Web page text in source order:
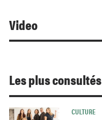
Video
Les plus consultés
CULTURE